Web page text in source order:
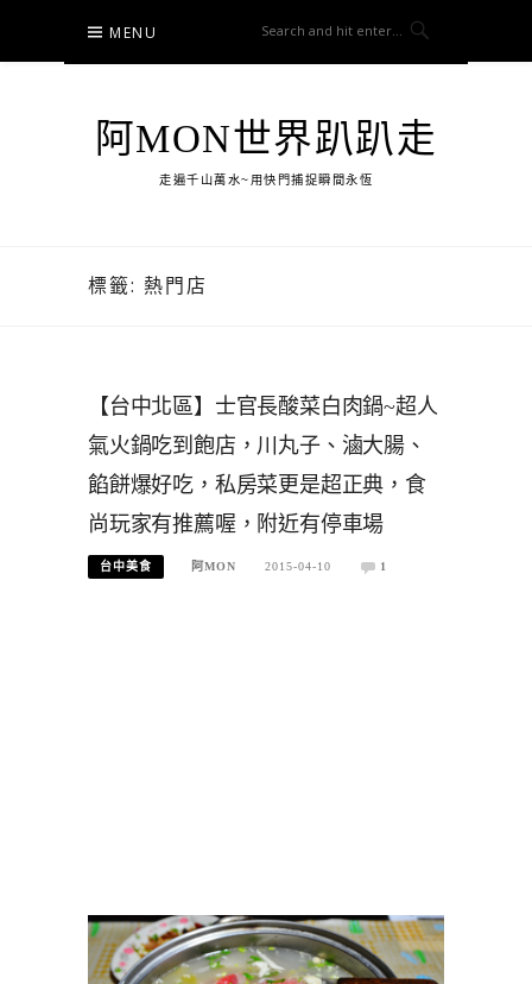
content
MENU
阿MON世界趴趴走
走遍千山萬水~用快門捕捉瞬間永恆
標籤: 熱門店
【台中北區】士官長酸菜白肉鍋~超人
氣火鍋吃到飽店，川丸子、滷大腸、
餡餅爆好吃，私房菜更是超正典，食
尚玩家有推薦喔，附近有停車場
台中美食 阿MON 2015-04-10 1